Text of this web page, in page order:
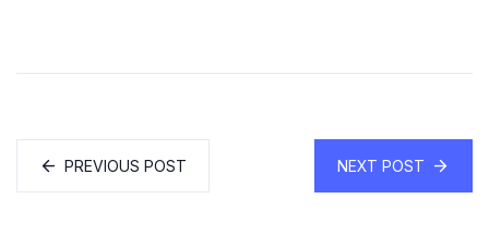
PREVIOUS POST NEXT POST